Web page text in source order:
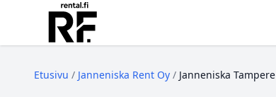
Etusivu / Janneniska Rent Oy / Janneniska Tampere